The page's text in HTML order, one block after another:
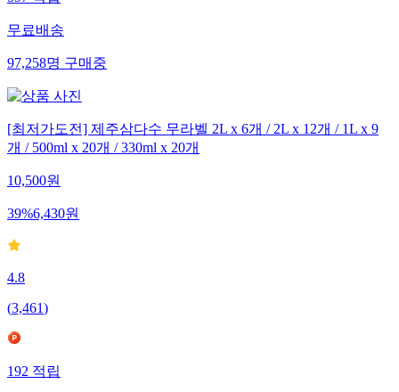
무료배송
97,258명 구매중
[최저가도전] 제주삼다수 무라벨 2L x 6개 / 2L x 12개 / 1L x 9
개 / 500ml x 20개 / 330ml x 20개
10,500원
39%6,430원
4.8
(3,461)
192 적립